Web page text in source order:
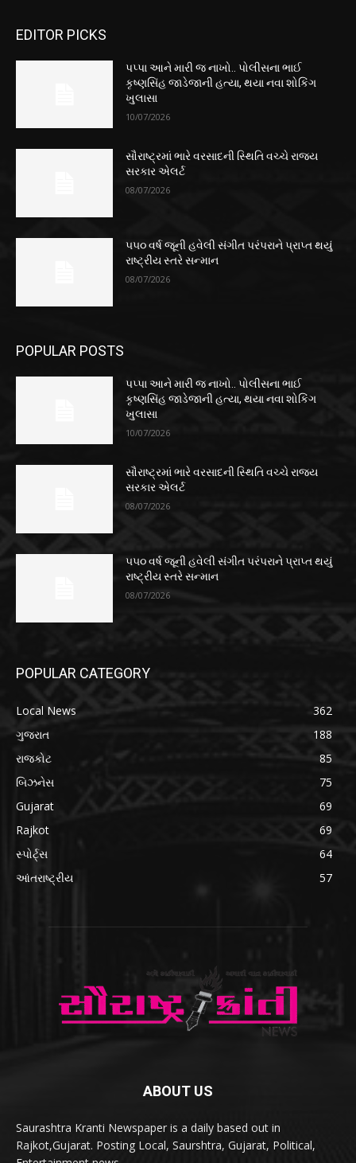
EDITOR PICKS
પપ્પા આને મારી જ નાખો.. પોલીસના ભાઈ
કૃષ્ણસિંહ જાડેજાની હત્યા, થયા નવા શોકિંગ
ખુલાસા
10/07/2026
સૌરાષ્ટ્રમાં ભારે વરસાદની સ્થિતિ વચ્ચે રાજ્ય
સરકાર એલર્ટ
08/07/2026
૫૫૦ વર્ષ જૂની હવેલી સંગીત પરંપરાને પ્રાપ્ત થયું
રાષ્ટ્રીય સ્તરે સન્માન
08/07/2026
POPULAR POSTS
પપ્પા આને મારી જ નાખો.. પોલીસના ભાઈ
કૃષ્ણસિંહ જાડેજાની હત્યા, થયા નવા શોકિંગ
ખુલાસા
10/07/2026
સૌરાષ્ટ્રમાં ભારે વરસાદની સ્થિતિ વચ્ચે રાજ્ય
સરકાર એલર્ટ
08/07/2026
૫૫૦ વર્ષ જૂની હવેલી સંગીત પરંપરાને પ્રાપ્ત થયું
રાષ્ટ્રીય સ્તરે સન્માન
08/07/2026
POPULAR CATEGORY
Local News
362
ગુજરાત
188
રાજકોટ
85
બિઝનેસ
75
Gujarat
69
Rajkot
69
સ્પોર્ટ્સ
64
આંતરાષ્ટ્રીય
57
ABOUT US
Saurashtra Kranti Newspaper is a daily based out in
Rajkot,Gujarat. Posting Local, Saurshtra, Gujarat, Political,